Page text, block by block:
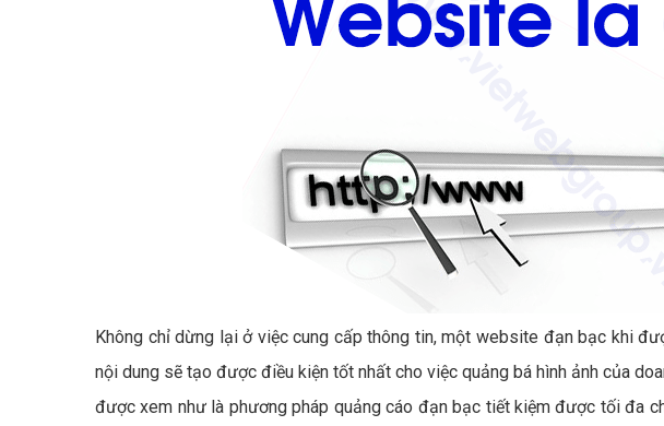
Không chỉ dừng lại ở việc cung cấp thông tin, một website đạn bạc khi
nội dung sẽ tạo được điều kiện tốt nhất cho việc quảng bá hình ảnh của
được xem như là phương pháp quảng cáo đạn bạc tiết kiệm được tối đa